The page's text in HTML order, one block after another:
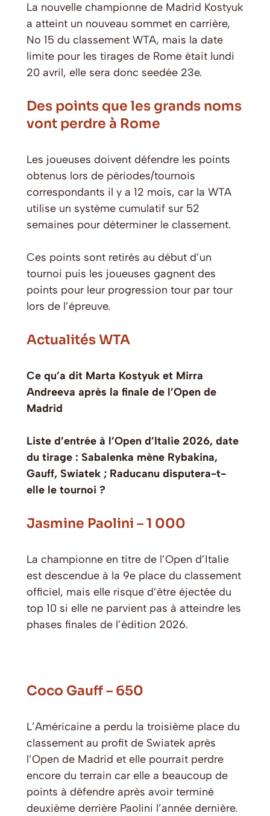
La nouvelle championne de Madrid Kostyuk
a atteint un nouveau sommet en carrière,
No 15 du classement WTA, mais la date
limite pour les tirages de Rome était lundi
20 avril, elle sera donc seedée 23e.
Des points que les grands noms
vont perdre à Rome
Les joueuses doivent défendre les points
obtenus lors de périodes/tournois
correspondants il y a 12 mois, car la WTA
utilise un système cumulatif sur 52
semaines pour déterminer le classement.
Ces points sont retirés au début d’un
tournoi puis les joueuses gagnent des
points pour leur progression tour par tour
lors de l’épreuve.
Actualités WTA
Ce qu’a dit Marta Kostyuk et Mirra
Andreeva après la finale de l’Open de
Madrid
Liste d’entrée à l’Open d’Italie 2026, date
du tirage : Sabalenka mène Rybakina,
Gauff, Swiatek ; Raducanu disputera-t-
elle le tournoi ?
Jasmine Paolini – 1 000
La championne en titre de l’Open d’Italie
est descendue à la 9e place du classement
officiel, mais elle risque d’être éjectée du
top 10 si elle ne parvient pas à atteindre les
phases finales de l’édition 2026.
Coco Gauff – 650
L’Américaine a perdu la troisième place du
classement au profit de Swiatek après
l’Open de Madrid et elle pourrait perdre
encore du terrain car elle a beaucoup de
points à défendre après avoir terminé
deuxième derrière Paolini l’année dernière.